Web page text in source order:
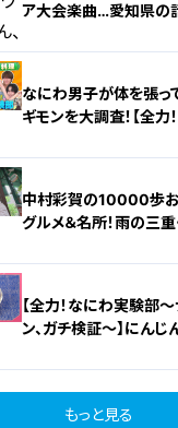
ア大会楽曲…愛知県の
なにわ男子が体を張っ
ギモンを大調査！【全力
中村彩賀の10000歩お
グルメ＆名所！雨の三
【全力！なにわ実験部
ン、ガチ検証～】にんじ
もっと見る